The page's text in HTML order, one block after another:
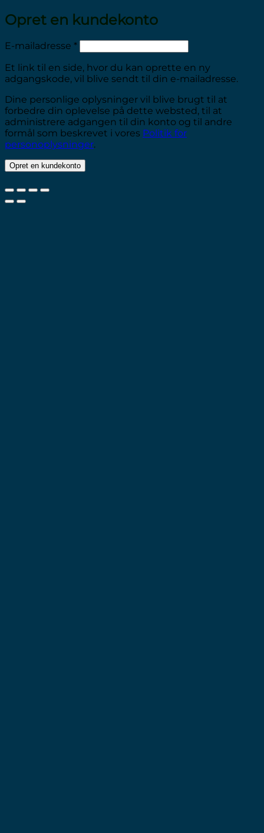
Opret en kundekonto
E-mailadresse *Påkrævet
Et link til en side, hvor du kan oprette en ny
adgangskode, vil blive sendt til din e-mailadresse.
Dine personlige oplysninger vil blive brugt til at
forbedre din oplevelse på dette websted, til at
administrere adgangen til din konto og til andre
formål som beskrevet i vores Politik for
personoplysninger.
Opret en kundekonto